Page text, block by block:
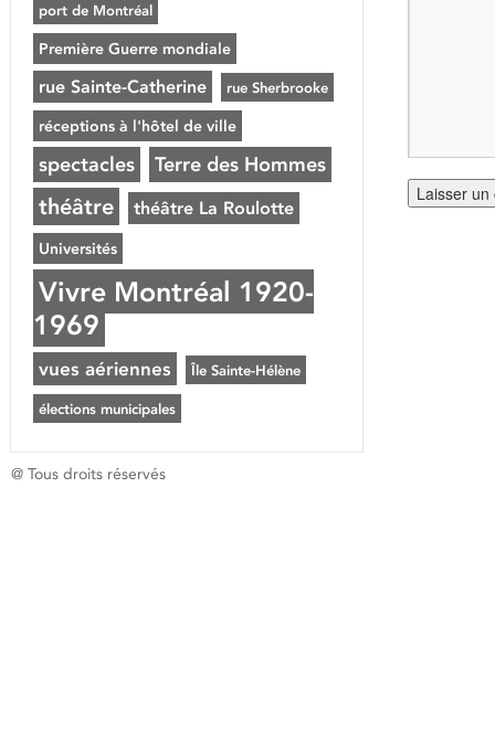
port de Montréal
Première Guerre mondiale
rue Sainte-Catherine rue Sherbrooke
réceptions à l'hôtel de ville
spectacles Terre des Hommes
théâtre théâtre La Roulotte
Universités
Vivre Montréal 1920-
1969
vues aériennes Île Sainte-Hélène
élections municipales
@ Tous droits réservés